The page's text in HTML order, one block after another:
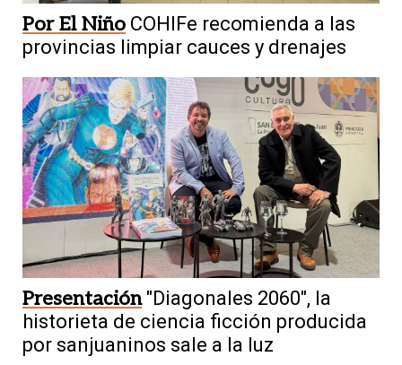
Por El Niño COHIFe recomienda a las
provincias limpiar cauces y drenajes
Presentación "Diagonales 2060", la
historieta de ciencia ficción producida
por sanjuaninos sale a la luz